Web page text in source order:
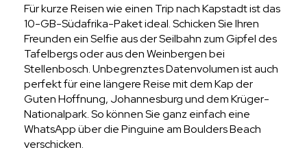
Für kurze Reisen wie einen Trip nach Kapstadt ist das
10-GB-Südafrika-Paket ideal. Schicken Sie Ihren
Freunden ein Selfie aus der Seilbahn zum Gipfel des
Tafelbergs oder aus den Weinbergen bei
Stellenbosch. Unbegrenztes Datenvolumen ist auch
perfekt für eine längere Reise mit dem Kap der
Guten Hoffnung, Johannesburg und dem Krüger-
Nationalpark. So können Sie ganz einfach eine
WhatsApp über die Pinguine am Boulders Beach
verschicken.